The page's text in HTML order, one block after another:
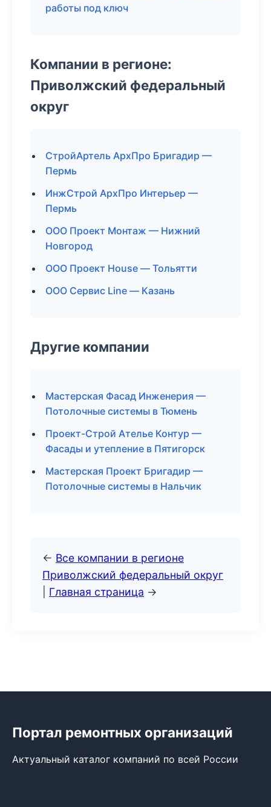
работы под ключ
Компании в регионе:
Приволжский федеральный
округ
СтройАртель АрхПро Бригадир —
Пермь
ИнжСтрой АрхПро Интерьер —
Пермь
ООО Проект Монтаж — Нижний
Новгород
ООО Проект House — Тольятти
ООО Сервис Line — Казань
Другие компании
Мастерская Фасад Инженерия —
Потолочные системы в Тюмень
Проект-Строй Ателье Контур —
Фасады и утепление в Пятигорск
Мастерская Проект Бригадир —
Потолочные системы в Нальчик
← Все компании в регионе
Приволжский федеральный округ
Главная страница →
Портал ремонтных организаций
Актуальный каталог компаний по всей России